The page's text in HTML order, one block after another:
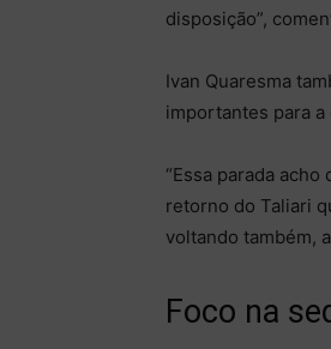
disposição”,
Ivan Quaresma
importantes para
“Essa parada
retorno do Taliari
voltando também,
Foco na